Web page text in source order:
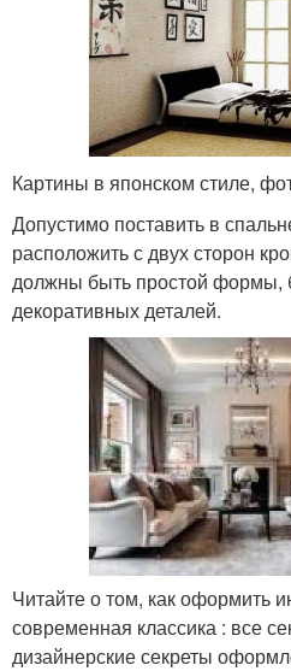
Картины в японском стиле,
Допустимо поставить в
расположить с двух сторон
должны быть простой формы,
декоративных деталей.
Читайте о том, как оформить
современная классика : все
дизайнерские секреты